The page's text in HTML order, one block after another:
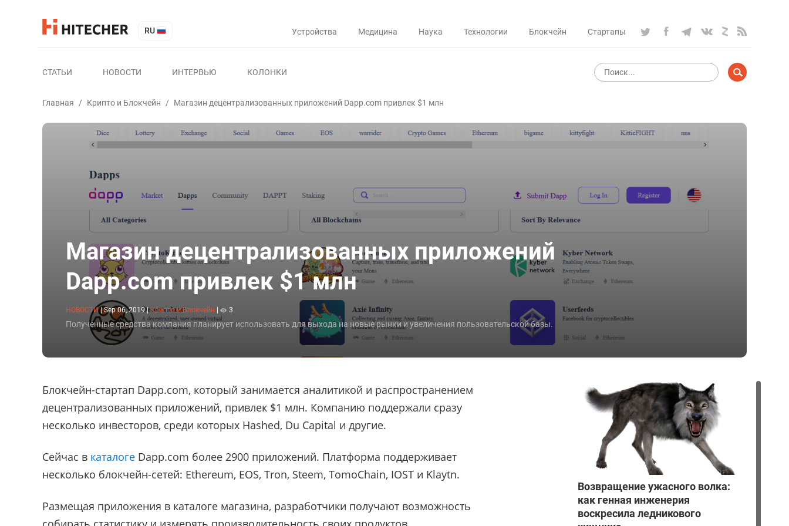
RU Устройства Медицина Наука Технологии Блокчейн Стартапы
СТАТЬИ НОВОСТИ ИНТЕРВЬЮ КОЛОНКИ
Главная / Крипто и Блокчейн / Магазин децентрализованных приложений Dapp.com привлек $1 млн
Магазин децентрализованных приложений
Dapp.com привлек $1 млн
НОВОСТИ | Sep 06, 2019 | Крипто и Блокчейн 3
Полученные средства компания планирует использовать для выхода на новые рынки и увеличения пользовательской базы.
Блокчейн-стартап Dapp.com, который занимается аналитикой и распространением
децентрализованных приложений, привлек $1 млн. Компанию поддержали сразу
несколько инвесторов, среди которых Hashed, Du Capital и другие.
Сейчас в каталоге Dapp.com более 2900 приложений. Платформа поддерживает
несколько блокчейн-сетей: Ethereum, EOS, Tron, Steem, TomoChain, IOST и Klaytn.
Размещая приложения в каталоге магазина, разработчики получают возможность
Возвращение ужасного волка:
как генная инженерия
воскресила ледникового